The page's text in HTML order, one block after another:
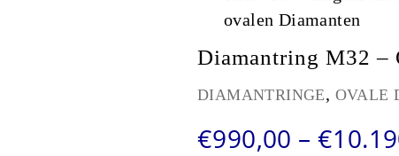
Diamantring M32 –
DIAMANTRINGE, OVALE
€990,00 –€